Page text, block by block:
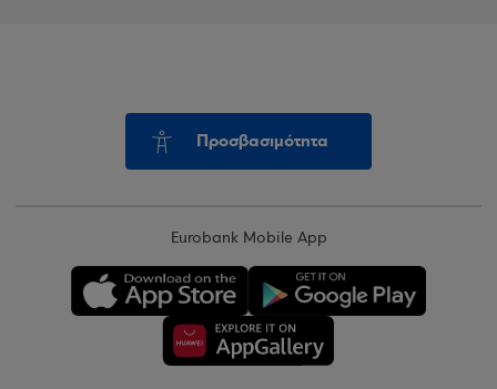
Προσβασιμότητα
Eurobank Mobile App